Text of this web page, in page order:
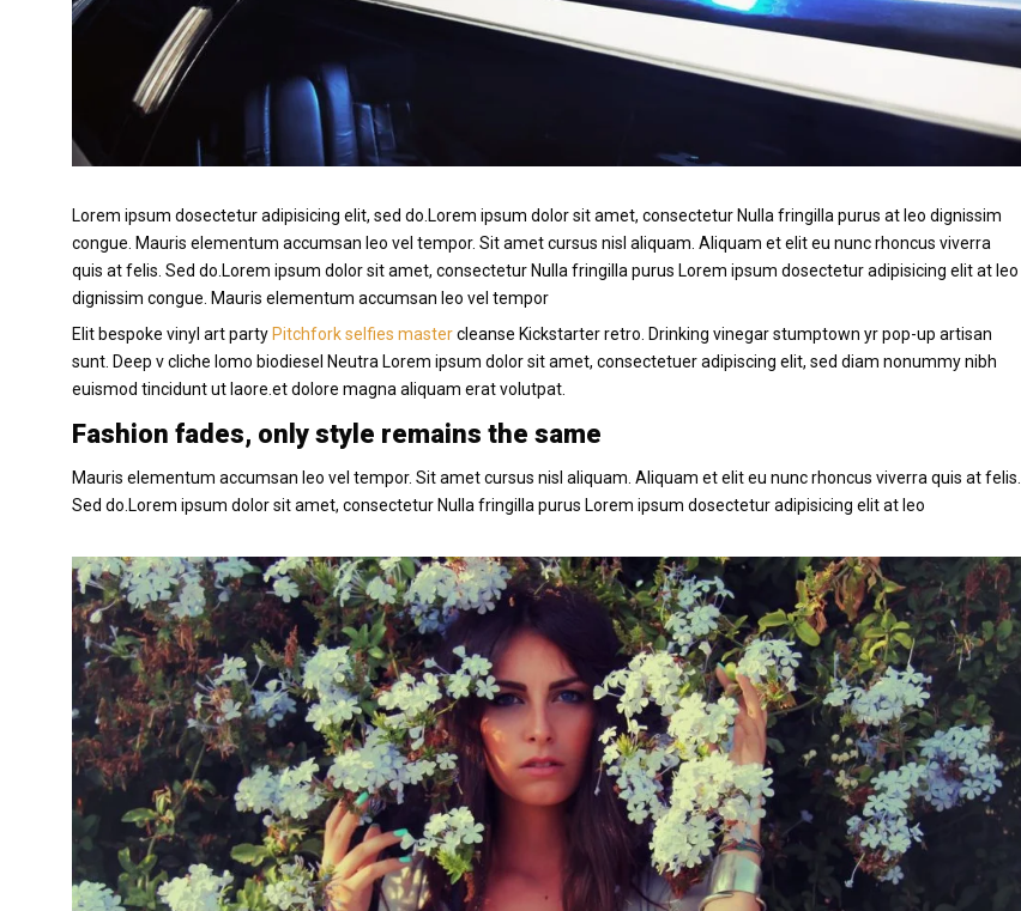
Lorem ipsum dosectetur adipisicing elit, sed do.Lorem ipsum dolor sit amet, consectetur Nulla fringilla purus at leo dignissim
congue. Mauris elementum accumsan leo vel tempor. Sit amet cursus nisl aliquam. Aliquam et elit eu nunc rhoncus viverra
quis at felis. Sed do.Lorem ipsum dolor sit amet, consectetur Nulla fringilla purus Lorem ipsum dosectetur adipisicing elit at leo
dignissim congue. Mauris elementum accumsan leo vel tempor
Elit bespoke vinyl art party Pitchfork selfies mastercleanse Kickstarter retro. Drinking vinegar stumptown yr pop-up artisan
sunt. Deep v cliche lomo biodiesel Neutra Lorem ipsum dolor sit amet, consectetuer adipiscing elit, sed diam nonummy nibh
euismod tincidunt ut laore.et dolore magna aliquam erat volutpat.
Fashion fades, only style remains the same
Mauris elementum accumsan leo vel tempor. Sit amet cursus nisl aliquam. Aliquam et elit eu nunc rhoncus viverra quis at felis.
Sed do.Lorem ipsum dolor sit amet, consectetur Nulla fringilla purus Lorem ipsum dosectetur adipisicing elit at leo